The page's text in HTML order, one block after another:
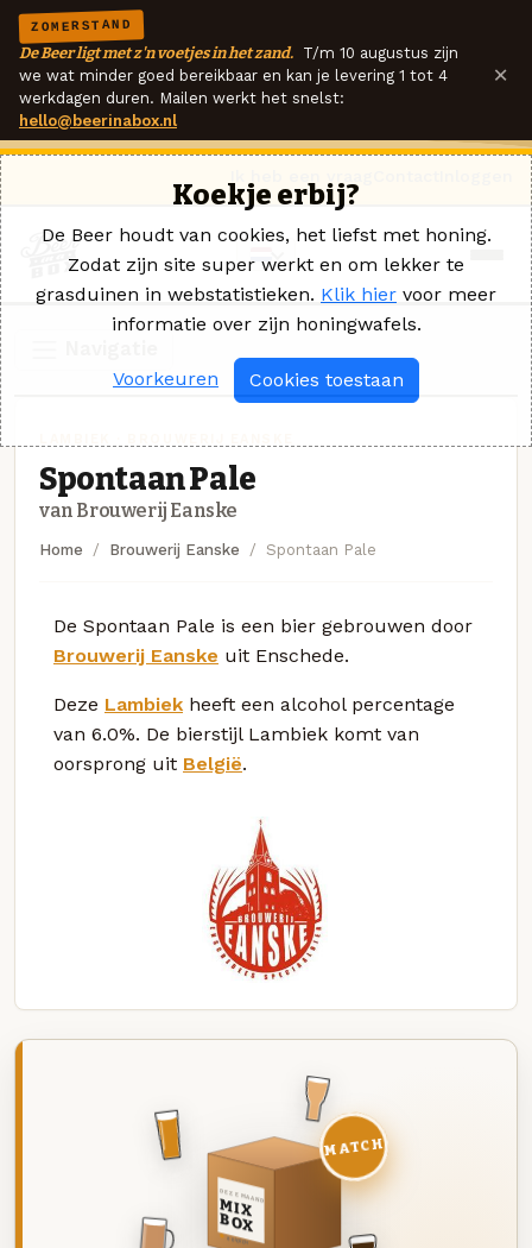
ZOMERSTAND
De Beer ligt met z'n voetjes in het zand. T/m 10 augustus zijn
we wat minder goed bereikbaar en kan je levering 1 tot 4
werkdagen duren. Mailen werkt het snelst:
hello@beerinabox.nl
×
Spontaan Pale
van Brouwerij Eanske
Home Brouwerij Eanske Spontaan Pale
De Spontaan Pale is een bier gebrouwen door
Brouwerij Eanske uit Enschede.
Deze Lambiek heeft een alcohol percentage
van 6.0%. De bierstijl Lambiek komt van
oorsprong uit België.
DEZE MAAND
MIX
BOX
8 BIEREN
MATCH
Koekje erbij?
De Beer houdt van cookies, het liefst met honing.
Zodat zijn site super werkt en om lekker te
grasduinen in webstatistieken. Klik hier voor meer
informatie over zijn honingwafels.
Voorkeuren Cookies toestaan